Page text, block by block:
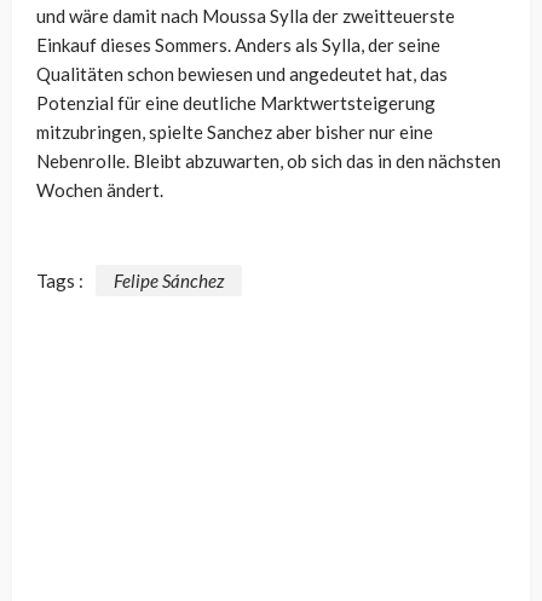
und wäre damit nach Moussa Sylla der zweitteuerste
Einkauf dieses Sommers. Anders als Sylla, der seine
Qualitäten schon bewiesen und angedeutet hat, das
Potenzial für eine deutliche Marktwertsteigerung
mitzubringen, spielte Sanchez aber bisher nur eine
Nebenrolle. Bleibt abzuwarten, ob sich das in den nächsten
Wochen ändert.
Tags : Felipe Sánchez